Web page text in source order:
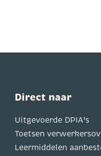
Direct naar
Uitgevoerde DPIA’s
Toetsen
Leermiddelen